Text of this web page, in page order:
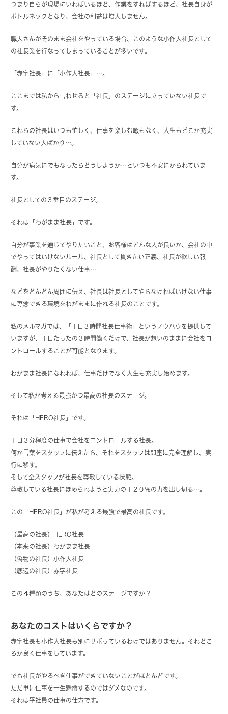
つまり自らが現場にいればいるほど、作業をすればするほど、社長自身が
ボトルネックとなり、会社の利益は増大しません。
職人さんがそのまま会社をやっている場合、このような小作人社長として
の社長業を行なってしまっていることが多いです。
「赤字社長」に「小作人社長」…。
ここまでは私から言わせると「社長」のステージに立っていない社長で
す。
これらの社長はいつも忙しく、仕事を楽しむ暇もなく、人生もどこか充実
していない人ばかり…。
自分が病気にでもなったらどうしようか…といつも不安にかられていま
す。
社長としての３番目のステージ。
それは「わがまま社長」です。
自分が事業を通じてやりたいこと、お客様はどんな人が良いか、会社の中
でやってはいけないルール、社長として貫きたい正義、社長が欲しい報
酬、社長がやりたくない仕事…
などをどんどん周囲に伝え、社長は社長としてやらなければいけない仕事
に専念できる環境をわがままに作れる社長のことです。
私のメルマガでは、「１日３時間社長仕事術」というノウハウを提供して
いますが、１日たったの３時間働くだけで、社長が想いのままに会社をコ
ントロールすることが可能となります。
わがまま社長になれれば、仕事だけでなく人生も充実し始めます。
そして私が考える最強かつ最高の社長のステージ。
それは「HERO社長」です。
１日３分程度の仕事で会社をコントロールする社長。
何か言葉をスタッフに伝えたら、それをスタッフは即座に完全理解し、実
行に移す。
そして全スタッフが社長を尊敬している状態。
尊敬している社長にほめられようと実力の１２０％の力を出し切る…。
この「HERO社長」が私が考える最強で最高の社長です。
（最高の社長）HERO社長
（本来の社長）わがまま社長
（偽物の社長）小作人社長
（底辺の社長）赤字社長
この４種類のうち、あなたはどのステージですか？
あなたのコストはいくらですか？
赤字社長も小作人社長も別にサボっているわけではありません。それどこ
ろか良く仕事をしています。
でも社長がやるべき仕事ができていないことがほとんどです。
ただ単に仕事を一生懸命するのではダメなのです。
それは平社員の仕事の仕方です。